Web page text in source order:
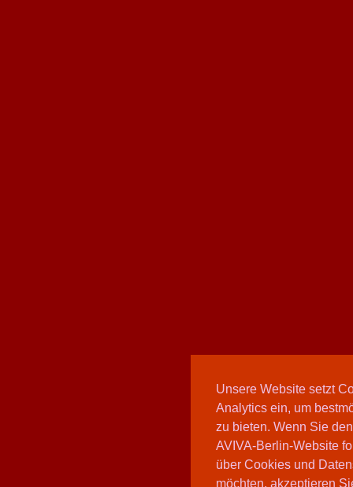
Unsere Website setzt
Analytics ein, um
zu bieten. Wenn Sie
AVIVA-Berlin-Website
über Cookies und
möchten, akzeptieren